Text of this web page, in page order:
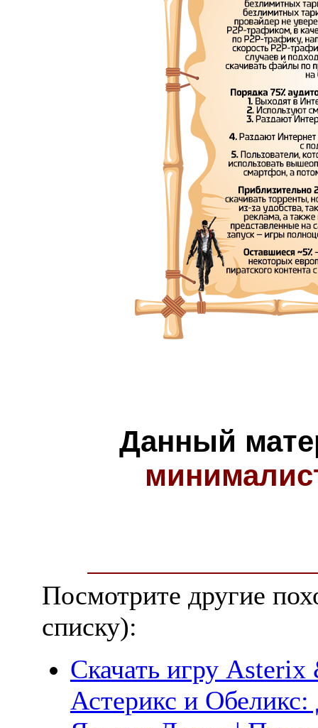
Данный
Посмотрите другие
списку):
Скачать игру
Астерикс и